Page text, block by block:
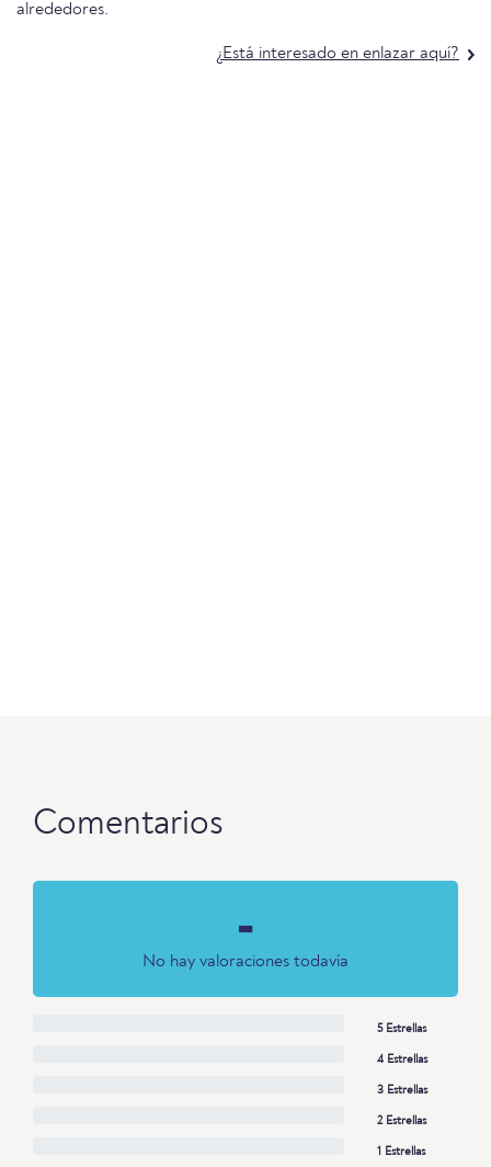
alrededores.
¿Está interesado en enlazar aquí?
Comentarios
-
No hay valoraciones todavía
5 Estrellas
4 Estrellas
3 Estrellas
2 Estrellas
1 Estrellas